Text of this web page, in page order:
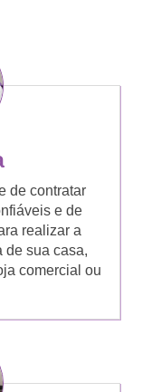
de contratar
e de
realizar a
de sua casa,
comercial ou